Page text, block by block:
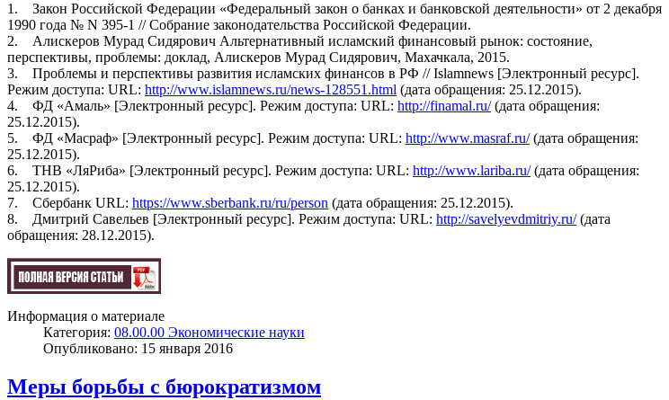
1. Закон Российской Федерации «Федеральный закон о банках и банковской деятельности» от 2 декабря
1990 года № N 395-1 // Собрание законодательства Российской Федерации.
2. Алискеров Мурад Сидярович Альтернативный исламский финансовый рынок: состояние,
перспективы, проблемы: доклад, Алискеров Мурад Сидярович, Махачкала, 2015.
3. Проблемы и перспективы развития исламских финансов в РФ // Islamnews [Электронный ресурс].
Режим доступа: URL: http://www.islamnews.ru/news-128551.html (дата обращения: 25.12.2015).
4. ФД «Амаль» [Электронный ресурс]. Режим доступа: URL: http://finamal.ru/(дата обращения:
25.12.2015).
5. ФД «Масраф» [Электронный ресурс]. Режим доступа: URL: http://www.masraf.ru/(дата обращения:
25.12.2015).
6. ТНВ «ЛяРиба» [Электронный ресурс]. Режим доступа: URL: http://www.lariba.ru/(дата обращения:
25.12.2015).
7. Сбербанк URL: https://www.sberbank.ru/ru/person (дата обращения: 25.12.2015).
8. Дмитрий Савельев [Электронный ресурс]. Режим доступа: URL: http://savelyevdmitriy.ru/(дата
обращения: 28.12.2015).
Информация о материале
Категория: 08.00.00 Экономические науки
Опубликовано: 15 января 2016
Меры борьбы с бюрократизмом